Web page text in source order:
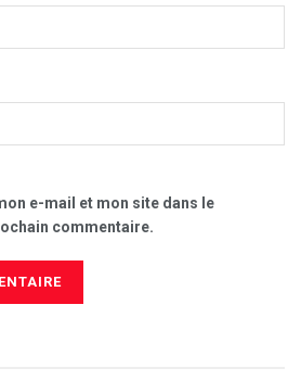
e-mail et mon site dans le
commentaire.